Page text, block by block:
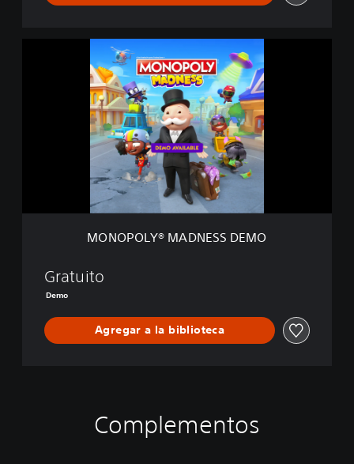
D
MONOPOLY® MADNESS DEMO
Gratuito
Demo
Agregar a la biblioteca
Complementos